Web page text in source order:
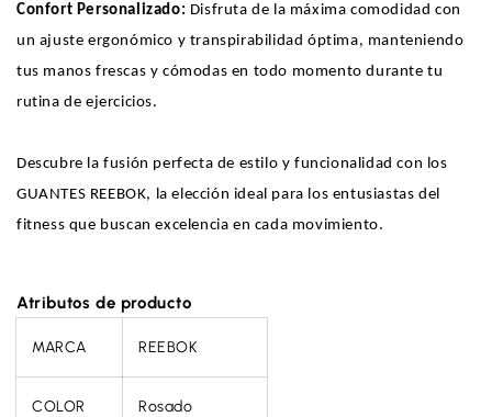
Confort Personalizado: Disfruta de la máxima comodidad con
un ajuste ergonómico y transpirabilidad óptima, manteniendo
tus manos frescas y cómodas en todo momento durante tu
rutina de ejercicios.
Descubre la fusión perfecta de estilo y funcionalidad con los
GUANTES REEBOK, la elección ideal para los entusiastas del
fitness que buscan excelencia en cada movimiento.
Atributos de producto
MARCA REEBOK
COLOR Rosado